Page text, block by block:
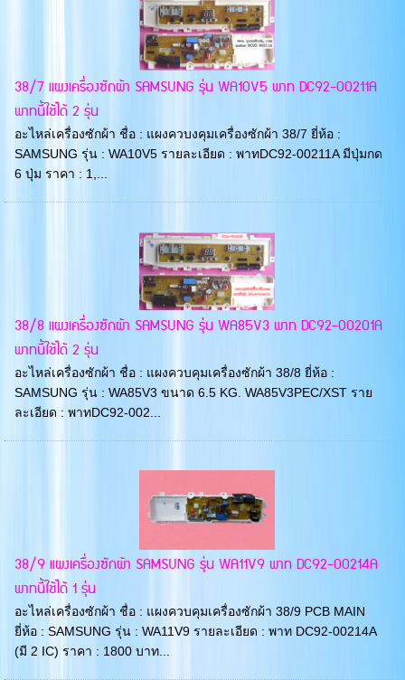
38/7 แผงเครื่องซักผ้า SAMSUNG รุ่น WA10V5 พาท DC92-00211A
พาทนี้ใช้ได้ 2 รุ่น
อะไหล่เครื่องซักผ้า ชื่อ : แผงควบงคุมเครื่องซักผ้า 38/7 ยี่ห้อ :
SAMSUNG รุ่น : WA10V5 รายละเอียด : พาทDC92-00211A มีปุ่มกด
6 ปุ่ม ราคา : 1,...
38/8 แผงเครื่องซักผ้า SAMSUNG รุ่น WA85V3 พาท DC92-00201A
พาทนี้ใช้ได้ 2 รุ่น
อะไหล่เครื่องซักผ้า ชื่อ : แผงควบคุมเครื่องซักผ้า 38/8 ยี่ห้อ :
SAMSUNG รุ่น : WA85V3 ขนาด 6.5 KG. WA85V3PEC/XST ราย
ละเอียด : พาทDC92-002...
38/9 แผงเครื่องซักผ้า SAMSUNG รุ่น WA11V9 พาท DC92-00214A
พาทนี้ใช้ได้ 1 รุ่น
อะไหล่เครื่องซักผ้า ชื่อ : แผงควบคุมเครื่องซักผ้า 38/9 PCB MAIN
ยี่ห้อ : SAMSUNG รุ่น : WA11V9 รายละเอียด : พาท DC92-00214A
(มี 2 IC) ราคา : 1800 บาท...